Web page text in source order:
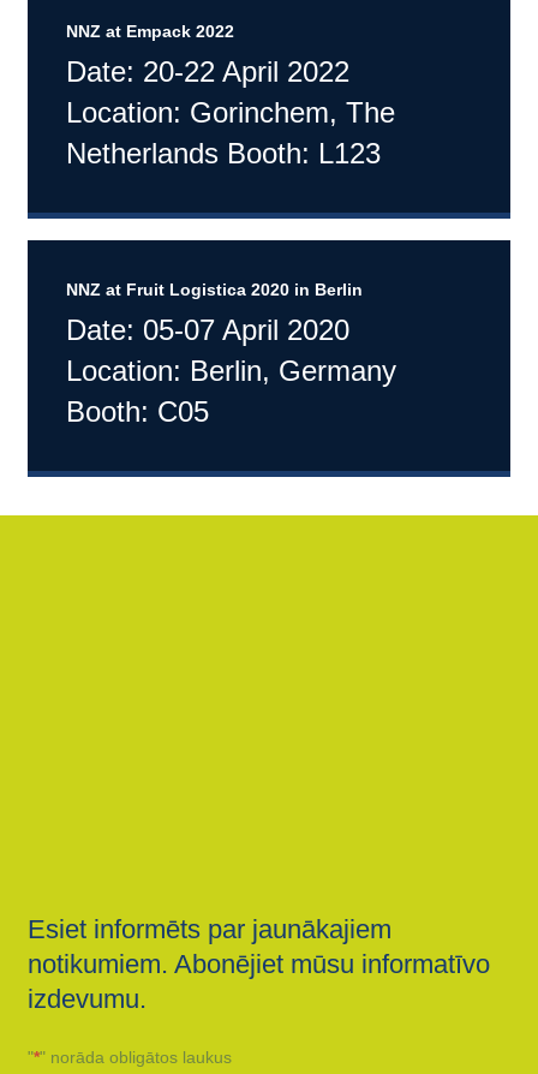
NNZ at Empack 2022
Date: 20-22 April 2022
Location: Gorinchem, The
Netherlands Booth: L123
NNZ at Fruit Logistica 2020 in Berlin
Date: 05-07 April 2020
Location: Berlin, Germany
Booth: C05
Esiet informēts par jaunākajiem
notikumiem. Abonējiet mūsu informatīvo
izdevumu.
"*" norāda obligātos laukus